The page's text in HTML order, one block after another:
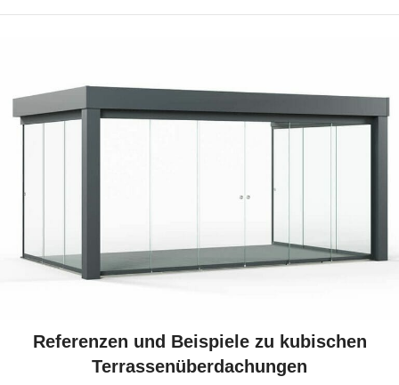
Referenzen und Beispiele zu kubischen
Terrassenüberdachungen